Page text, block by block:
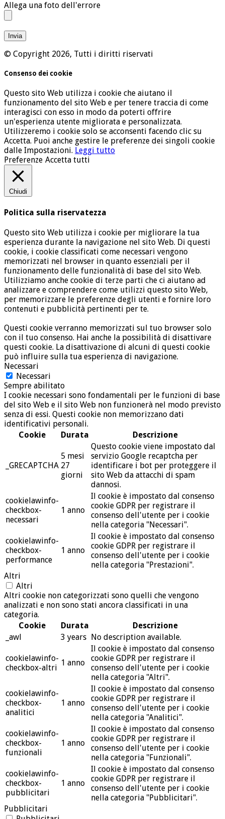
Allega una foto dell'errore
© Copyright 2026, Tutti i diritti riservati
Consenso dei cookie
Questo sito Web utilizza i cookie che aiutano il
funzionamento del sito Web e per tenere traccia di come
interagisci con esso in modo da poterti offrire
un'esperienza utente migliorata e personalizzata.
Utilizzeremo i cookie solo se acconsenti facendo clic su
Accetta. Puoi anche gestire le preferenze dei singoli cookie
dalle Impostazioni. Leggi tutto
Preferenze Accetta tutti
Chiudi
Politica sulla riservatezza
Questo sito Web utilizza i cookie per migliorare la tua
esperienza durante la navigazione nel sito Web. Di questi
cookie, i cookie classificati come necessari vengono
memorizzati nel browser in quanto essenziali per il
funzionamento delle funzionalità di base del sito Web.
Utilizziamo anche cookie di terze parti che ci aiutano ad
analizzare e comprendere come utilizzi questo sito Web,
per memorizzare le preferenze degli utenti e fornire loro
contenuti e pubblicità pertinenti per te.
Questi cookie verranno memorizzati sul tuo browser solo
con il tuo consenso. Hai anche la possibilità di disattivare
questi cookie. La disattivazione di alcuni di questi cookie
può influire sulla tua esperienza di navigazione.
Necessari
Necessari
Sempre abilitato
I cookie necessari sono fondamentali per le funzioni di base
del sito Web e il sito Web non funzionerà nel modo previsto
senza di essi. Questi cookie non memorizzano dati
identificativi personali.
Cookie
Durata Descrizione
_GRECAPTCHA
5 mesi
27
giorni
Questo cookie viene impostato dal
servizio Google recaptcha per
identificare i bot per proteggere il
sito Web da attacchi di spam
dannosi.
cookielawinfo-
checkbox-
necessari
1 anno
Il cookie è impostato dal consenso
cookie GDPR per registrare il
consenso dell'utente per i cookie
nella categoria "Necessari".
cookielawinfo-
checkbox-
performance
1 anno
Il cookie è impostato dal consenso
cookie GDPR per registrare il
consenso dell'utente per i cookie
nella categoria "Prestazioni".
Altri
Altri
Altri cookie non categorizzati sono quelli che vengono
analizzati e non sono stati ancora classificati in una
categoria.
Cookie
Durata
Descrizione
_awl
3 years No description available.
cookielawinfo-
checkbox-altri
1 anno
Il cookie è impostato dal consenso
cookie GDPR per registrare il
consenso dell'utente per i cookie
nella categoria "Altri".
cookielawinfo-
checkbox-
analitici
1 anno
Il cookie è impostato dal consenso
cookie GDPR per registrare il
consenso dell'utente per i cookie
nella categoria "Analitici".
cookielawinfo-
checkbox-
funzionali
1 anno
Il cookie è impostato dal consenso
cookie GDPR per registrare il
consenso dell'utente per i cookie
nella categoria "Funzionali".
cookielawinfo-
checkbox-
pubblicitari
1 anno
Il cookie è impostato dal consenso
cookie GDPR per registrare il
consenso dell'utente per i cookie
nella categoria "Pubblicitari".
Pubblicitari